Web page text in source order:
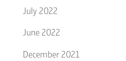
July 2022
June 2022
December 2021